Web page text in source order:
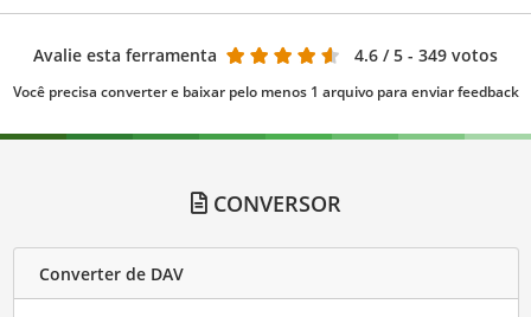
Avalie esta ferramenta 4.6 / 5 - 349 votos
Você precisa converter e baixar pelo menos 1 arquivo para enviar feedback
CONVERSOR
Converter de DAV